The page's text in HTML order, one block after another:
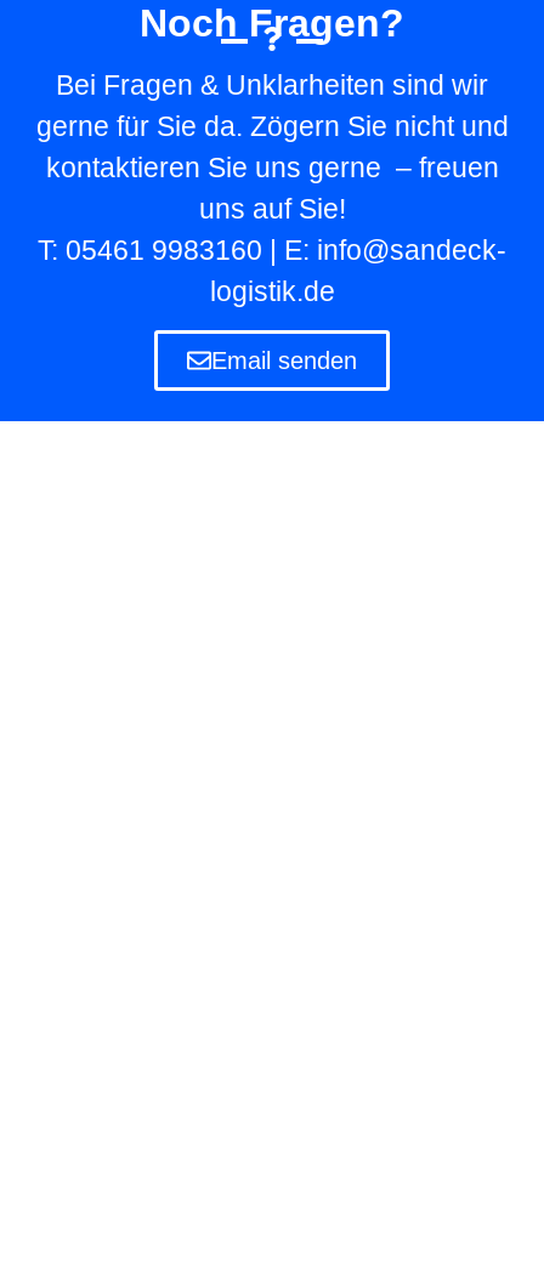
Noch Fragen?
Bei Fragen & Unklarheiten sind wir
gerne für Sie da. Zögern Sie nicht und
kontaktieren Sie uns gerne – freuen
uns auf Sie!
T: 05461 9983160 | E: info@sandeck-
logistik.de
Email senden